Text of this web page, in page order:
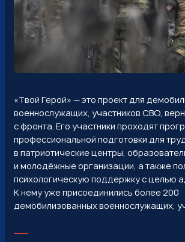
«Твой Герой» — это проект для
военнослужащих, участников СВО,
с фронта. Его участники проходят
профессиональной подготовки для
в патриотические центры,
и молодёжные организации, а также
психологическую поддержку с целью
К нему уже присоединились более 200
демобилизованных военнослужащих,